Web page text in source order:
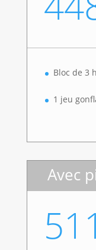
Bloc de 3
1 jeu
Avec